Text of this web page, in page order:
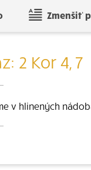
Zmenšiť
2 Kor 4, 7
v hlinených